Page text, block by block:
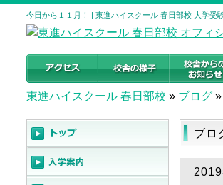
今日から１１月！ | 東進ハイスクール 春日部校 大学受
東進ハイスクール 春日部校 » ブログ »
ブロ